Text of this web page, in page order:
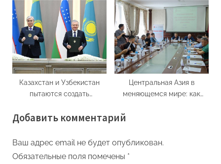
обсудили сохранение
исторической памяти и
уроки Второй мировой
войны
не выявлены
Казахстан и Узбекистан
пытаются создать
безопасности
Центральная Азия в
меняющемся мире: как
упустить возможности
Добавить комментарий
Ваш адрес email не будет опубликован.
Обязательные поля помечены *